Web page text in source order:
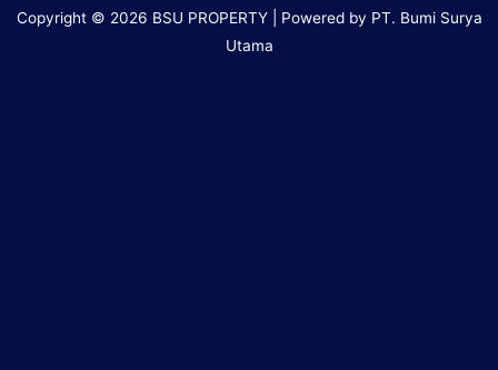
Copyright © 2026 BSU PROPERTY | Powered by PT. Bumi Surya
Utama